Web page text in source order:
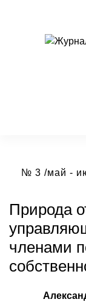
№ 3 /май -
Природа
членами